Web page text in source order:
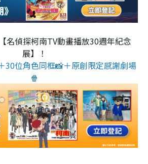
名偵探柯南TV動畫播放30週年紀念
展】！
30位角色同框📸＋原創限定感謝劇場
🍿